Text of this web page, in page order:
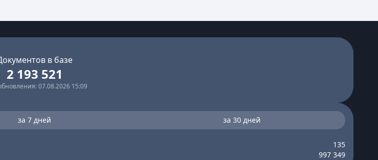
в базе
2 193 521
07.08.2026 15:09
за 7 дней за 30 дней
135
997 349